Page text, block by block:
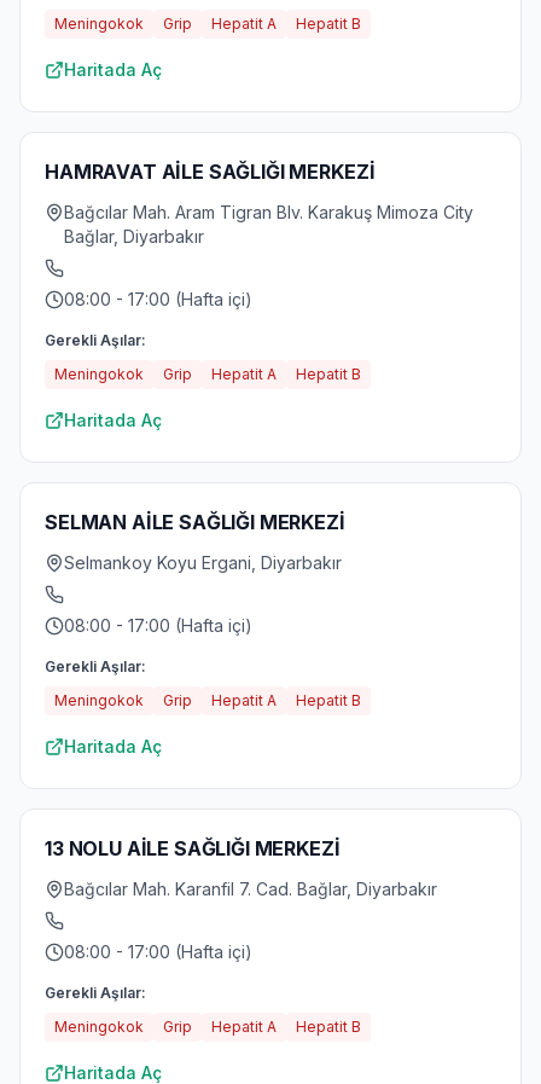
Meningokok
Grip Hepatit A Hepatit B
Haritada Aç
HAMRAVAT AİLE SAĞLIĞI MERKEZİ
Bağcılar Mah. Aram Tigran Blv. Karakuş Mimoza City
Bağlar, Diyarbakır
08:00 - 17:00 (Hafta içi)
Gerekli Aşılar:
Meningokok
Grip Hepatit A Hepatit B
Haritada Aç
SELMAN AİLE SAĞLIĞI MERKEZİ
Selmankoy Koyu Ergani, Diyarbakır
08:00 - 17:00 (Hafta içi)
Gerekli Aşılar:
Meningokok
Grip Hepatit A Hepatit B
Haritada Aç
13 NOLU AİLE SAĞLIĞI MERKEZİ
Bağcılar Mah. Karanfil 7. Cad. Bağlar, Diyarbakır
08:00 - 17:00 (Hafta içi)
Gerekli Aşılar:
Meningokok
Grip Hepatit A Hepatit B
Haritada Aç